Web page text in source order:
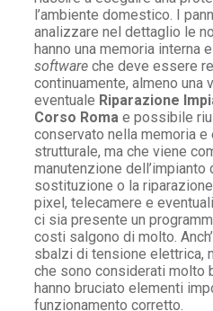
l’ambiente domestico. I
analizzare nel dettaglio le
hanno una memoria interna
software che deve essere
continuamente, almeno una
eventuale Riparazione
Corso Roma e possibile
conservato nella memoria
strutturale, ma che viene
manutenzione dell’impianto
sostituzione o la
pixel, telecamere e
ci sia presente un
costi salgono di molto.
sbalzi di tensione elettrica,
che sono considerati molto
hanno bruciato elementi
funzionamento corretto.